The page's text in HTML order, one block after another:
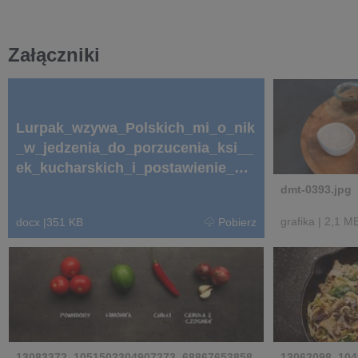
Załączniki
Lurpak_wzywa_Polskich_mi_o_nik
_w_jedzenia_do_porzucenia_ksi__
ek_kucharskich_i_postawienie_na
docx |351 KB Pobierz
dmt-0393.jpg
grafika | 2,1